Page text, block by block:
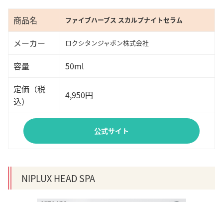
商品名 ファイブハーブス スカルプナイトセラム
メーカー ロクシタンジャポン株式会社
容量
50ml
定価（税
込）
4,950円
公式サイト
NIPLUX HEAD SPA